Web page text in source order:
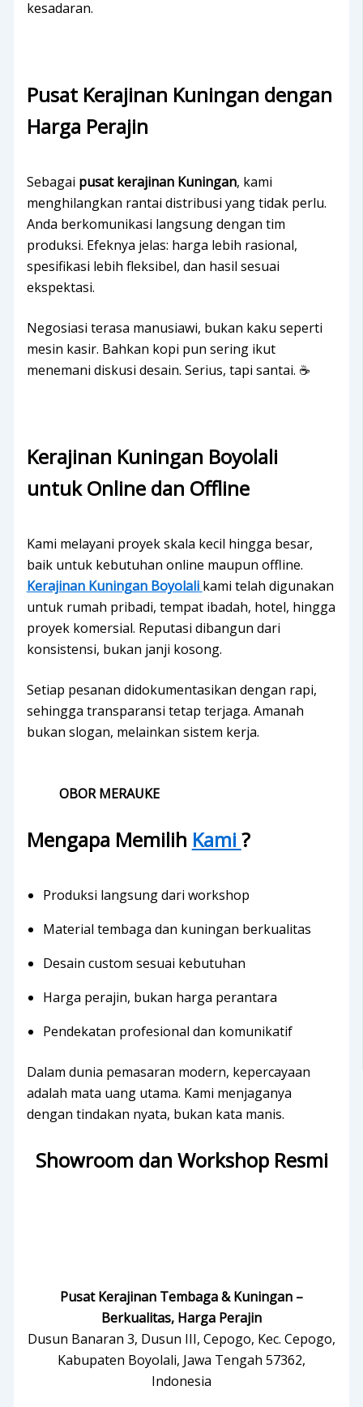
kesadaran.
Pusat Kerajinan Kuningan dengan
Harga Perajin
Sebagai pusat kerajinan Kuningan, kami
menghilangkan rantai distribusi yang tidak perlu.
Anda berkomunikasi langsung dengan tim
produksi. Efeknya jelas: harga lebih rasional,
spesifikasi lebih fleksibel, dan hasil sesuai
ekspektasi.
Negosiasi terasa manusiawi, bukan kaku seperti
mesin kasir. Bahkan kopi pun sering ikut
menemani diskusi desain. Serius, tapi santai. ☕
Kerajinan Kuningan Boyolali
untuk Online dan Offline
Kami melayani proyek skala kecil hingga besar,
baik untuk kebutuhan online maupun offline.
Kerajinan Kuningan Boyolali kami telah digunakan
untuk rumah pribadi, tempat ibadah, hotel, hingga
proyek komersial. Reputasi dibangun dari
konsistensi, bukan janji kosong.
Setiap pesanan didokumentasikan dengan rapi,
sehingga transparansi tetap terjaga. Amanah
bukan slogan, melainkan sistem kerja.
OBOR MERAUKE
Mengapa Memilih Kami ?
Produksi langsung dari workshop
Material tembaga dan kuningan berkualitas
Desain custom sesuai kebutuhan
Harga perajin, bukan harga perantara
Pendekatan profesional dan komunikatif
Dalam dunia pemasaran modern, kepercayaan
adalah mata uang utama. Kami menjaganya
dengan tindakan nyata, bukan kata manis.
Showroom dan Workshop Resmi
Pusat Kerajinan Tembaga & Kuningan –
Berkualitas, Harga Perajin
Dusun Banaran 3, Dusun III, Cepogo, Kec. Cepogo,
Kabupaten Boyolali, Jawa Tengah 57362,
Indonesia